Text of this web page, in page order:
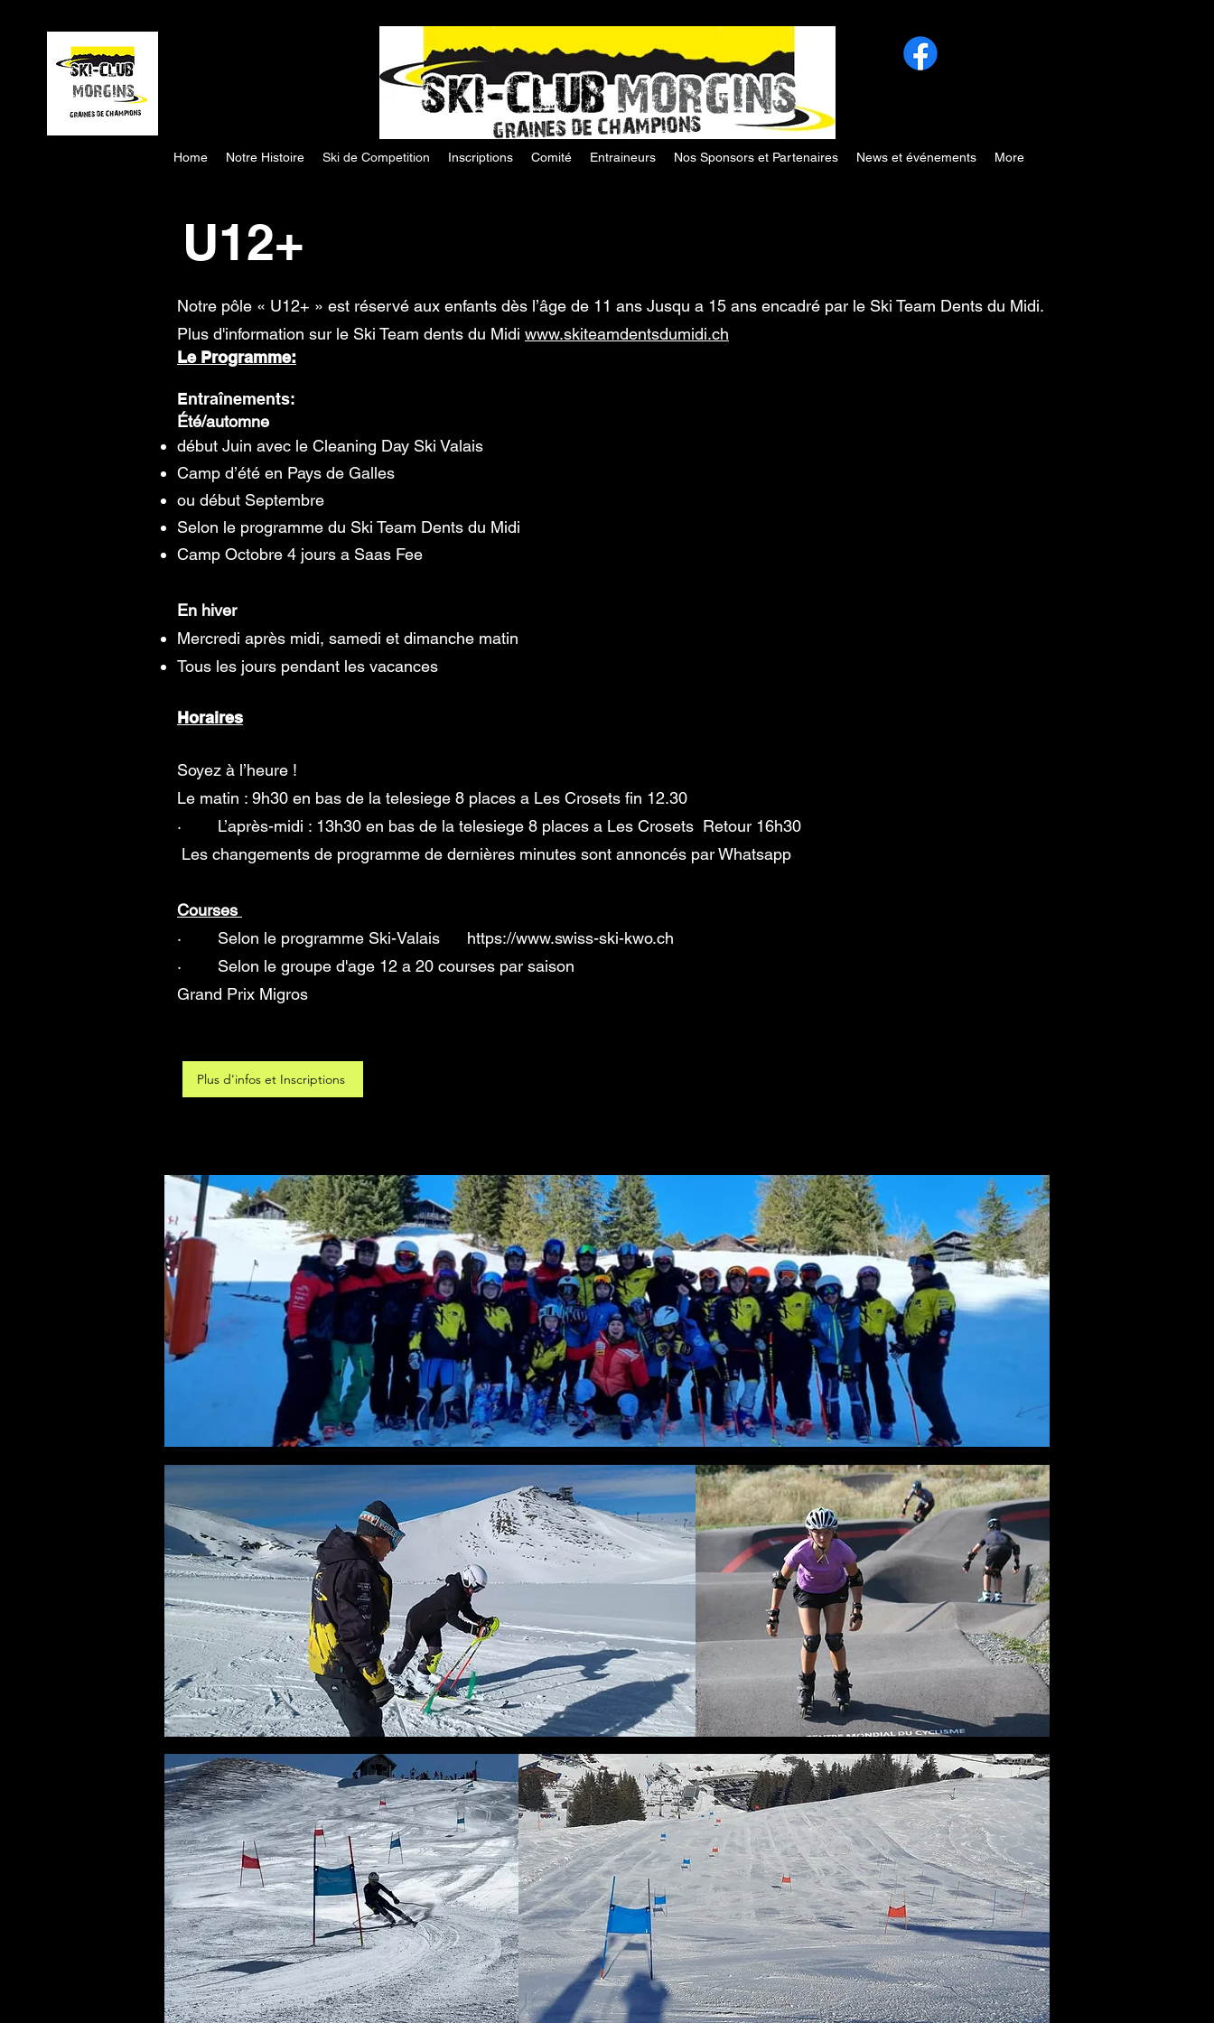
U12+
Notre pôle « U12+ » est réservé aux enfants dès l’âge de 11 ans Jusqu a 15 ans encadré par le Ski Team Dents du Midi.
​Plus d'information sur le Ski Team dents du Midi www.skiteamdentsdumidi.ch
Le Programme:
Entraînements:
Été/automne
début Juin avec le Cleaning Day Ski Valais
Camp d’été en Pays de Galles
ou début Septembre
Selon le programme du Ski Team Dents du Midi
Camp Octobre 4 jours a Saas Fee
En hiver
Mercredi après midi, samedi et dimanche matin
Tous les jours pendant les vacances
Horaires
Soyez à l’heure !
Le matin : 9h30 en bas de la telesiege 8 places a Les Crosets fin 12.30
· L’après-midi : 13h30 en bas de la telesiege 8 places a Les Crosets Retour 16h30
Les changements de programme de dernières minutes sont annoncés par Whatsapp
Courses
· Selon le programme Ski-Valais https://www.swiss-ski-kwo.ch
· Selon le groupe d'age 12 a 20 courses par saison
Grand Prix Migros
Plus d'infos et Inscriptions
Home Notre Histoire Ski de Competition Inscriptions Comité Entraineurs Nos Sponsors et Partenaires News et événements More